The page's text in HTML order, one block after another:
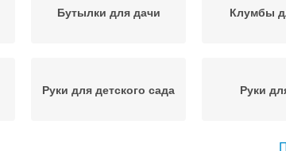
Бутылки для дачи Клумбы
Руки для детского сада Руки